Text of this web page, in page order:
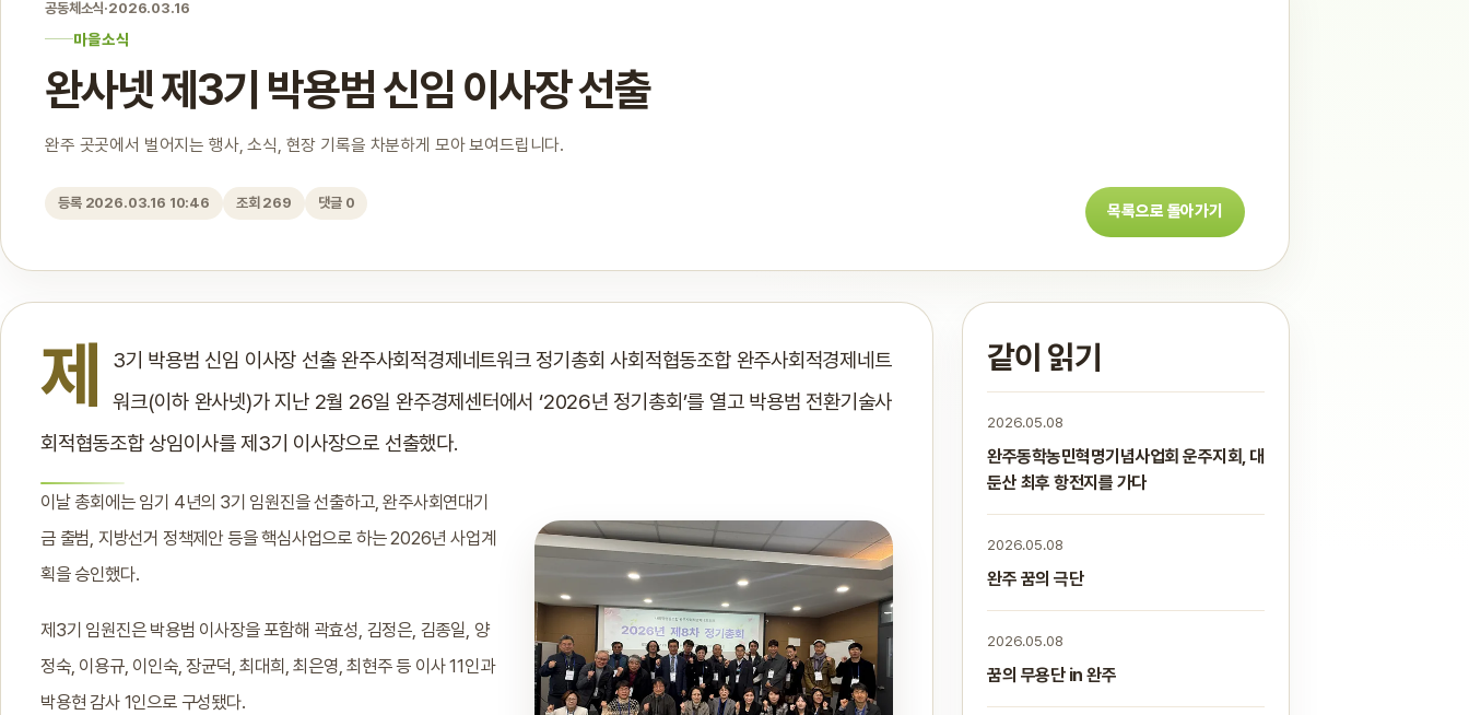
공동체소식·2026.03.16
마을소식
완사넷 제3기 박용범 신임 이사장 선출
완주 곳곳에서 벌어지는 행사, 소식, 현장 기록을 차분하게 모아 보여드립니다.
등록 2026.03.16 10:46 조회 269 댓글 0 목록으로 돌아가기
제
3기 박용범 신임 이사장 선출 완주사회적경제네트워크 정기총회 사회적협동조합 완주사회적경제네트
워크(이하 완사넷)가 지난 2월 26일 완주경제센터에서 ‘2026년 정기총회’를 열고 박용범 전환기술사
회적협동조합 상임이사를 제3기 이사장으로 선출했다.
이날 총회에는 임기 4년의 3기 임원진을 선출하고, 완주사회연대기
금 출범, 지방선거 정책제안 등을 핵심사업으로 하는 2026년 사업계
획을 승인했다.
제3기 임원진은 박용범 이사장을 포함해 곽효성, 김정은, 김종일, 양
정숙, 이용규, 이인숙, 장균덕, 최대희, 최은영, 최현주 등 이사 11인과
박용현 감사 1인으로 구성됐다.
같이 읽기
2026.05.08
완주동학농민혁명기념사업회 운주지회, 대
둔산 최후 항전지를 가다
2026.05.08
완주 꿈의 극단
2026.05.08
꿈의 무용단 in 완주